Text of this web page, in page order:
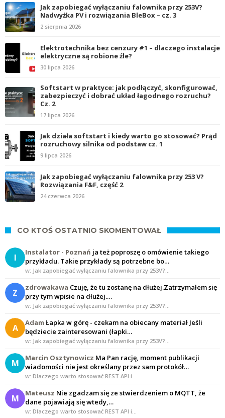
Jak zapobiegać wyłączaniu falownika przy 253V?
Nadwyżka PV i rozwiązania BleBox – cz. 3
2 sierpnia 2026
Elektrotechnika bez cenzury #1 – dlaczego instalacje
elektryczne są robione źle?
30 lipca 2026
Softstart w praktyce: jak podłączyć, skonfigurować,
zabezpieczyć i dobrać układ łagodnego rozruchu?
Cz. 2
17 lipca 2026
Jak działa softstart i kiedy warto go stosować? Prąd
rozruchowy silnika od podstaw cz. 1
9 lipca 2026
Jak zapobiegać wyłączaniu falownika przy 253 V?
Rozwiązania F&F, część 2
24 czerwca 2026
CO KTOŚ OSTATNIO SKOMENTOWAŁ
I Instalator - Poznań ja też poproszę o omówienie takiego
przykładu. Takie przykłady są potrzebne bo…
w: Jak zapobiegać wyłączaniu falownika przy 253V?…
Z zdrowakawa Czuję, że tu zostanę na dłużej.Zatrzymałem się
przy tym wpisie na dłużej.…
w: Jak zapobiegać wyłączaniu falownika przy 253V?…
A Adam Łapka w górę - czekam na obiecany materiał Jeśli
będziecie zainteresowani (łapki…
w: Jak zapobiegać wyłączaniu falownika przy 253V?…
M Marcin Osztynowicz Ma Pan rację, moment publikacji
wiadomości nie jest określany przez sam protokół…
w: Dlaczego warto stosować REST API i…
M Mateusz Nie zgadzam się ze stwierdzeniem o MQTT, że
dane pojawiają się wtedy,…
w: Dlaczego warto stosować REST API i…